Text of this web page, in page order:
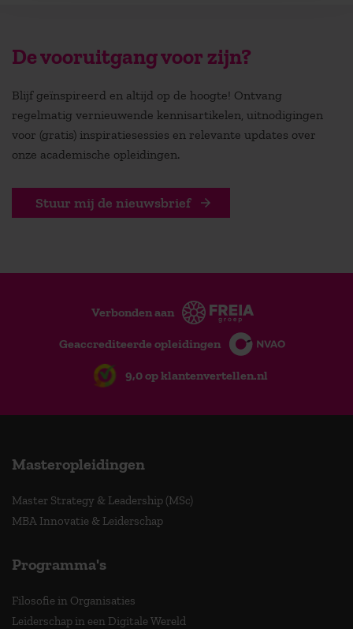
De vooruitgang voor zijn?
Blijf geïnspireerd en altijd op de hoogte! Ontvang
regelmatig vernieuwende kennisartikelen, uitnodigingen
voor (gratis) inspiratiesessies en relevante updates over
onze academische opleidingen.
Stuur mij de nieuwsbrief
Verbonden aan
Geaccrediteerde opleidingen
9,0 op klantenvertellen.nl
Masteropleidingen
Master Strategy & Leadership (MSc)
MBA Innovatie & Leiderschap
Programma's
Filosofie in Organisaties
Leiderschap in een Digitale Wereld